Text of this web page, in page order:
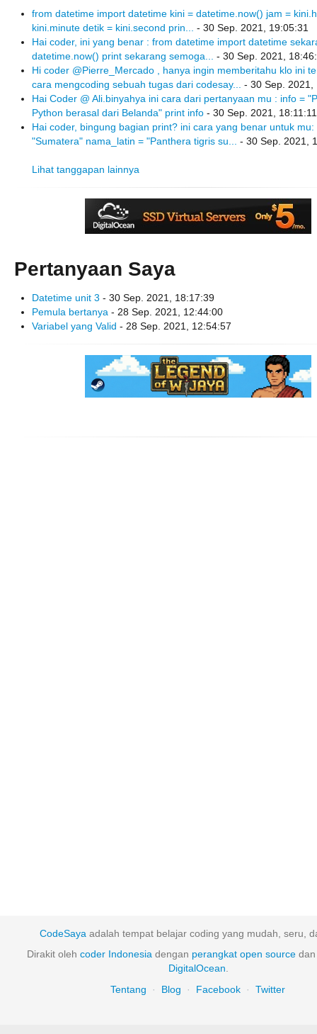
from datetime import datetime kini = datetime.now() jam =
kini.minute detik = kini.second prin... - 30 Sep. 2021, 19:05:31
Hai coder, ini yang benar : from datetime import datetime
datetime.now() print sekarang semoga... - 30 Sep. 2021,
Hi coder @Pierre_Mercado , hanya ingin memberitahu klo ini
cara mengcoding sebuah tugas dari codesay... - 30 Sep. 2021,
Hai Coder @ Ali.binyahya ini cara dari pertanyaan mu : info =
Python berasal dari Belanda" print info - 30 Sep. 2021, 18:11:11
Hai coder, bingung bagian print? ini cara yang benar untuk mu:
"Sumatera" nama_latin = "Panthera tigris su... - 30 Sep. 2021,
Lihat tanggapan lainnya
Pertanyaan Saya
Datetime unit 3 - 30 Sep. 2021, 18:17:39
Pemula bertanya - 28 Sep. 2021, 12:44:00
Variabel yang Valid - 28 Sep. 2021, 12:54:57
CodeSaya adalah tempat belajar coding yang mudah, seru,
Dirakit oleh coder Indonesia dengan perangkat open source
DigitalOcean
Tentang
· Blog · Facebook · Twitter